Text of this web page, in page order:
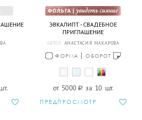
ЭВКАЛИПТ - СВАДЕБНОЕ
ПРИГЛАШЕНИЕ
АВТОР: АНАСТАСИЯ МАКАРОВА
ФОРМА ОБОРОТ
от 5000 a за 10 шт.
ПРЕДПРОСМОТР